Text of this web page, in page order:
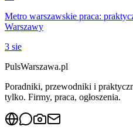
Metro warszawskie praca:
Warszawy
3 sie
PulsWarszawa.pl
Poradniki, przewodniki i
tylko. Firmy, praca, ogłoszenia.